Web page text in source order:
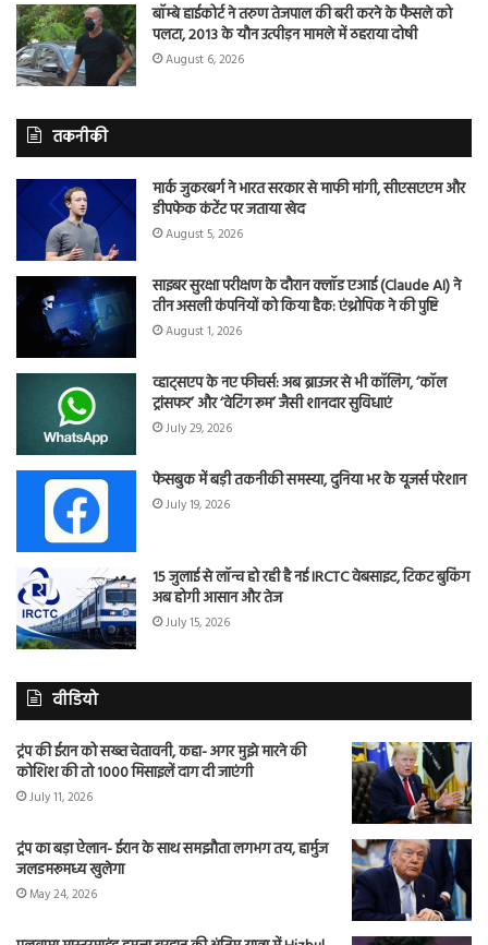
बॉम्बे हाईकोर्ट ने तरुण तेजपाल की बरी करने के फैसले को
पलटा, 2013 के यौन उत्पीड़न मामले में ठहराया दोषी
August 6, 2026
तकनीकी
मार्क जुकरबर्ग ने भारत सरकार से माफी मांगी, सीएसएएम और
डीपफेक कंटेंट पर जताया खेद
August 5, 2026
साइबर सुरक्षा परीक्षण के दौरान क्लॉड एआई (Claude AI) ने
तीन असली कंपनियों को किया हैक: एंथ्रोपिक ने की पुष्टि
August 1, 2026
व्हाट्सएप के नए फीचर्स: अब ब्राउजर से भी कॉलिंग, ‘कॉल
ट्रांसफर’ और ‘वेटिंग रूम’ जैसी शानदार सुविधाएं
July 29, 2026
फेसबुक में बड़ी तकनीकी समस्या, दुनिया भर के यूजर्स परेशान
July 19, 2026
15 जुलाई से लॉन्च हो रही है नई IRCTC वेबसाइट, टिकट बुकिंग
अब होगी आसान और तेज
July 15, 2026
वीडियो
ट्रंप की ईरान को सख्त चेतावनी, कहा- अगर मुझे मारने की
कोशिश की तो 1000 मिसाइलें दाग दी जाएंगी
July 11, 2026
ट्रंप का बड़ा ऐलान- ईरान के साथ समझौता लगभग तय, हार्मुज
जलडमरूमध्य खुलेगा
May 24, 2026